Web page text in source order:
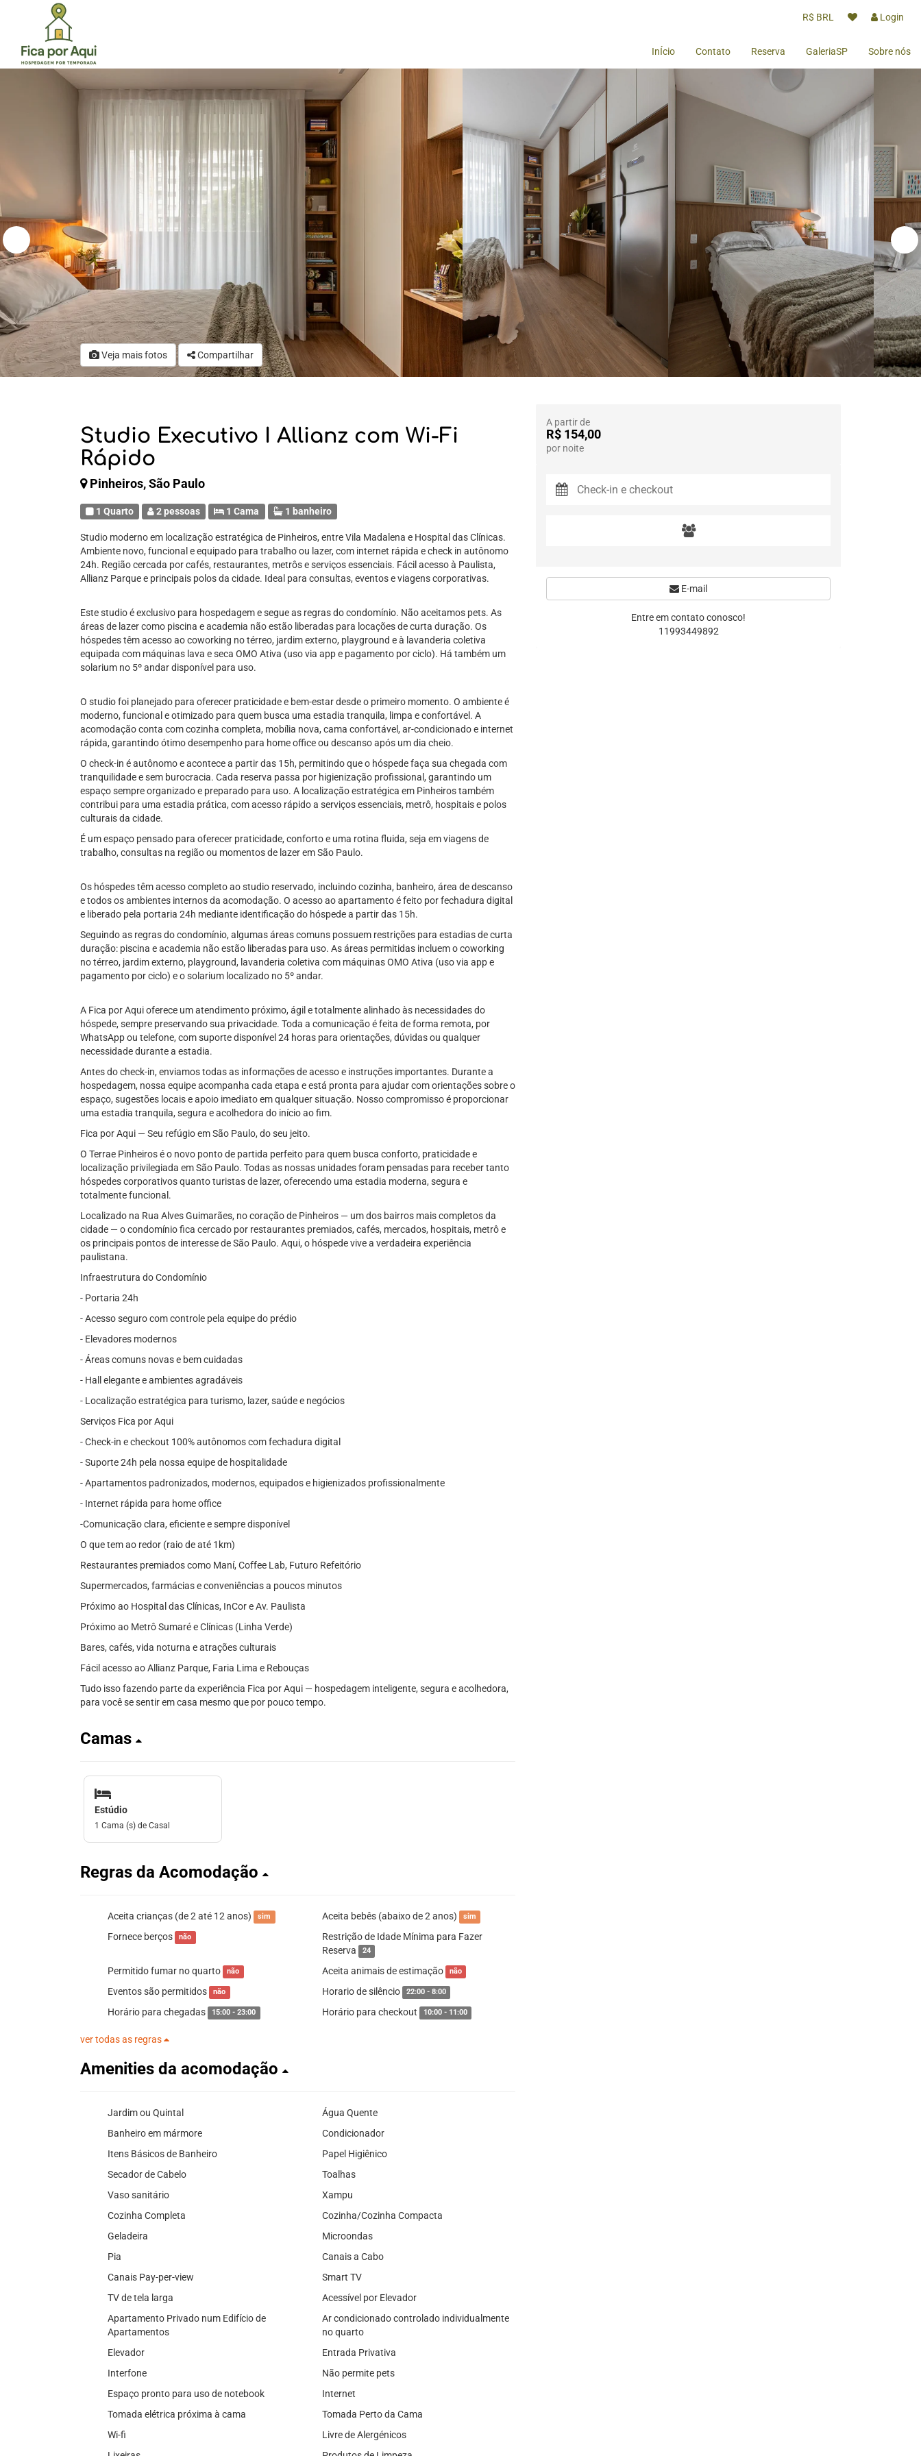
R$ BRL Login
InÍcio Contato Reserva GaleriaSP Sobre nós
Veja mais fotos Compartilhar
Studio Executivo I Allianz com Wi-Fi
Rápido
Pinheiros, São Paulo
1 Quarto 2 pessoas 1 Cama 1 banheiro
Studio moderno em localização estratégica de Pinheiros, entre Vila Madalena e Hospital das Clínicas.
Ambiente novo, funcional e equipado para trabalho ou lazer, com internet rápida e check in autônomo
24h. Região cercada por cafés, restaurantes, metrôs e serviços essenciais. Fácil acesso à Paulista,
Allianz Parque e principais polos da cidade. Ideal para consultas, eventos e viagens corporativas.
Este studio é exclusivo para hospedagem e segue as regras do condomínio. Não aceitamos pets. As
áreas de lazer como piscina e academia não estão liberadas para locações de curta duração. Os
hóspedes têm acesso ao coworking no térreo, jardim externo, playground e à lavanderia coletiva
equipada com máquinas lava e seca OMO Ativa (uso via app e pagamento por ciclo). Há também um
solarium no 5º andar disponível para uso.
O studio foi planejado para oferecer praticidade e bem-estar desde o primeiro momento. O ambiente é
moderno, funcional e otimizado para quem busca uma estadia tranquila, limpa e confortável. A
acomodação conta com cozinha completa, mobília nova, cama confortável, ar-condicionado e internet
rápida, garantindo ótimo desempenho para home office ou descanso após um dia cheio.
O check-in é autônomo e acontece a partir das 15h, permitindo que o hóspede faça sua chegada com
tranquilidade e sem burocracia. Cada reserva passa por higienização profissional, garantindo um
espaço sempre organizado e preparado para uso. A localização estratégica em Pinheiros também
contribui para uma estadia prática, com acesso rápido a serviços essenciais, metrô, hospitais e polos
culturais da cidade.
É um espaço pensado para oferecer praticidade, conforto e uma rotina fluida, seja em viagens de
trabalho, consultas na região ou momentos de lazer em São Paulo.
Os hóspedes têm acesso completo ao studio reservado, incluindo cozinha, banheiro, área de descanso
e todos os ambientes internos da acomodação. O acesso ao apartamento é feito por fechadura digital
e liberado pela portaria 24h mediante identificação do hóspede a partir das 15h.
Seguindo as regras do condomínio, algumas áreas comuns possuem restrições para estadias de curta
duração: piscina e academia não estão liberadas para uso. As áreas permitidas incluem o coworking
no térreo, jardim externo, playground, lavanderia coletiva com máquinas OMO Ativa (uso via app e
pagamento por ciclo) e o solarium localizado no 5º andar.
A Fica por Aqui oferece um atendimento próximo, ágil e totalmente alinhado às necessidades do
hóspede, sempre preservando sua privacidade. Toda a comunicação é feita de forma remota, por
WhatsApp ou telefone, com suporte disponível 24 horas para orientações, dúvidas ou qualquer
necessidade durante a estadia.
Antes do check-in, enviamos todas as informações de acesso e instruções importantes. Durante a
hospedagem, nossa equipe acompanha cada etapa e está pronta para ajudar com orientações sobre o
espaço, sugestões locais e apoio imediato em qualquer situação. Nosso compromisso é proporcionar
uma estadia tranquila, segura e acolhedora do início ao fim.
Fica por Aqui — Seu refúgio em São Paulo, do seu jeito.
O Terrae Pinheiros é o novo ponto de partida perfeito para quem busca conforto, praticidade e
localização privilegiada em São Paulo. Todas as nossas unidades foram pensadas para receber tanto
hóspedes corporativos quanto turistas de lazer, oferecendo uma estadia moderna, segura e
totalmente funcional.
Localizado na Rua Alves Guimarães, no coração de Pinheiros — um dos bairros mais completos da
cidade — o condomínio fica cercado por restaurantes premiados, cafés, mercados, hospitais, metrô e
os principais pontos de interesse de São Paulo. Aqui, o hóspede vive a verdadeira experiência
paulistana.
Infraestrutura do Condomínio
- Portaria 24h
- Acesso seguro com controle pela equipe do prédio
- Elevadores modernos
- Áreas comuns novas e bem cuidadas
- Hall elegante e ambientes agradáveis
- Localização estratégica para turismo, lazer, saúde e negócios
Serviços Fica por Aqui
- Check-in e checkout 100% autônomos com fechadura digital
- Suporte 24h pela nossa equipe de hospitalidade
- Apartamentos padronizados, modernos, equipados e higienizados profissionalmente
- Internet rápida para home office
-Comunicação clara, eficiente e sempre disponível
O que tem ao redor (raio de até 1km)
Restaurantes premiados como Maní, Coffee Lab, Futuro Refeitório
Supermercados, farmácias e conveniências a poucos minutos
Próximo ao Hospital das Clínicas, InCor e Av. Paulista
Próximo ao Metrô Sumaré e Clínicas (Linha Verde)
Bares, cafés, vida noturna e atrações culturais
Fácil acesso ao Allianz Parque, Faria Lima e Rebouças
Tudo isso fazendo parte da experiência Fica por Aqui — hospedagem inteligente, segura e acolhedora,
para você se sentir em casa mesmo que por pouco tempo.
Camas
Estúdio
1 Cama (s) de Casal
Regras da Acomodação
Aceita crianças (de 2 até 12 anos) sim Aceita bebês (abaixo de 2 anos) sim
Fornece berços não
Restrição de Idade Mínima para Fazer
Reserva
24
Permitido fumar no quarto não Aceita animais de estimação não
Eventos são permitidos não Horario de silêncio 22:00 - 8:00
Horário para chegadas 15:00 - 23:00 Horário para checkout 10:00 - 11:00
ver todas as regras
Amenities da acomodação
Jardim ou Quintal
Água Quente
Banheiro em mármore
Condicionador
Itens Básicos de Banheiro
Papel Higiênico
Secador de Cabelo
Toalhas
Vaso sanitário
Xampu
Cozinha Completa
Cozinha/Cozinha Compacta
Geladeira
Microondas
Pia
Canais a Cabo
Canais Pay-per-view
Smart TV
TV de tela larga
Acessível por Elevador
Apartamento Privado num Edifício de
Apartamentos
Ar condicionado controlado individualmente
no quarto
Elevador
Entrada Privativa
Interfone
Não permite pets
Espaço pronto para uso de notebook
Internet
Tomada elétrica próxima à cama
Tomada Perto da Cama
Wi-fi
Livre de Alergénicos
A partir de
R$ 154,00
por noite
E-mail
Entre em contato conosco!
11993449892